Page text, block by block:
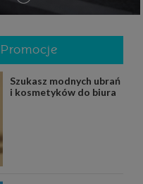
Promocje
Szukasz modnych ubrań
i kosmetyków do biura